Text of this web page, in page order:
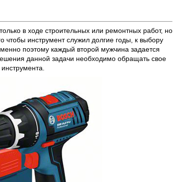
в ходе строительных или ремонтных работ, но
чтобы инструмент служил долгие годы, к выбору
поэтому каждый второй мужчина задается
данной задачи необходимо обращать свое